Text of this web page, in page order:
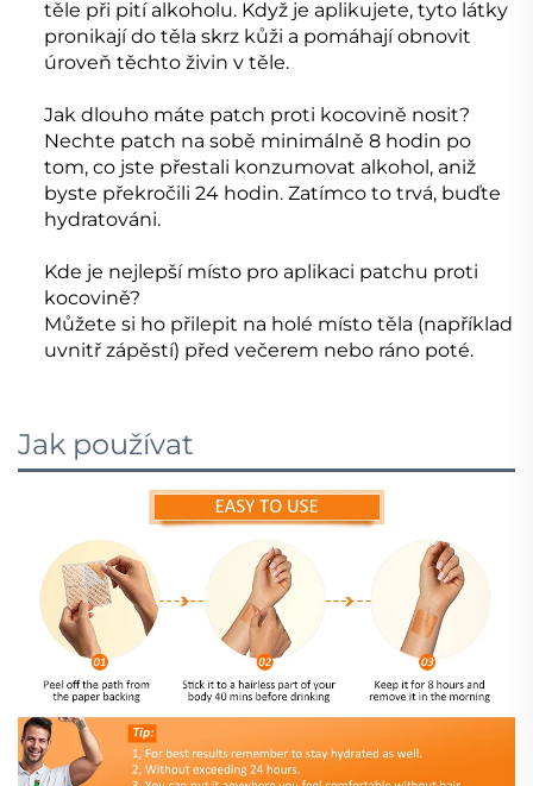
těle při pití alkoholu. Když je aplikujete, tyto látky
pronikají do těla skrz kůži a pomáhají obnovit
úroveň těchto živin v těle.
Jak dlouho máte patch proti kocovině nosit?
Nechte patch na sobě minimálně 8 hodin po
tom, co jste přestali konzumovat alkohol, aniž
byste překročili 24 hodin. Zatímco to trvá, buďte
hydratováni.
Kde je nejlepší místo pro aplikaci patchu proti
kocovině?
Můžete si ho přilepit na holé místo těla (například
uvnitř zápěstí) před večerem nebo ráno poté.
Jak používat